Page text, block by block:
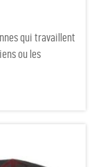
qui travaillent
ou les
savez à quel
les genouillères
surfaces dures,